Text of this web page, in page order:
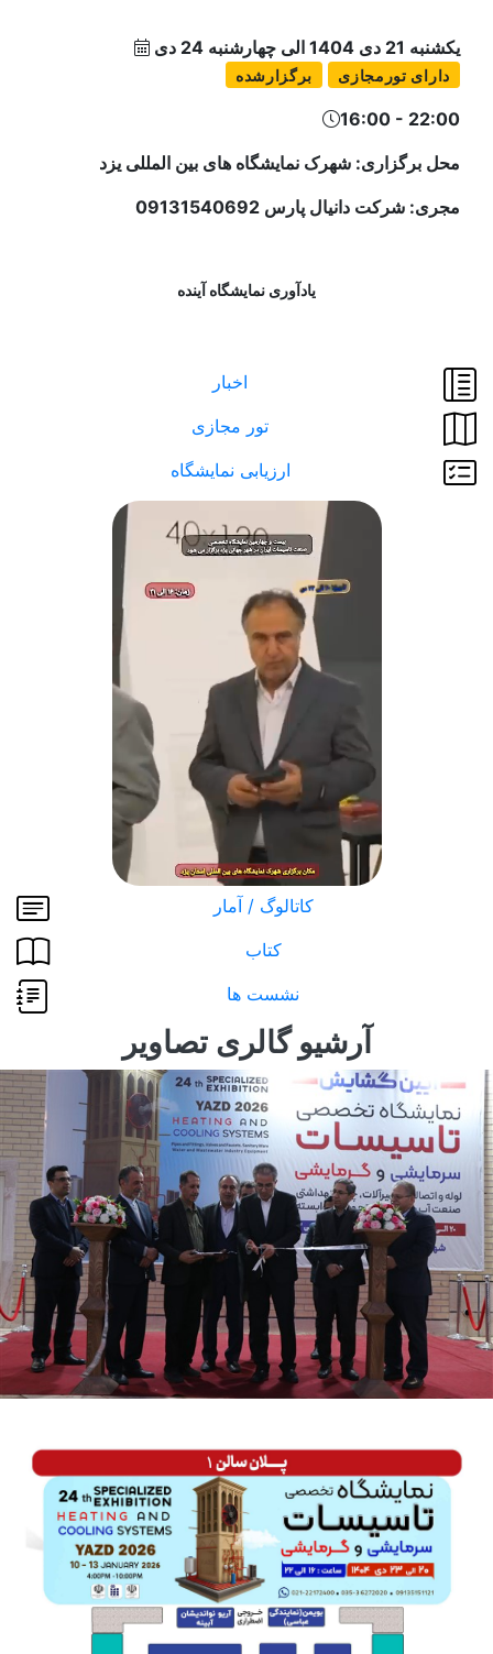
یکشنبه 21 دی 1404 الی چهارشنبه 24 دی
برگزارشده دارای تورمجازی
16:00 - 22:00
محل برگزاری: شهرک نمایشگاه های بین المللی یزد
مجری: شرکت دانیال پارس 09131540692
یادآوری نمایشگاه آینده
اخبار
تور مجازی
ارزیابی نمایشگاه
کاتالوگ / آمار
کتاب
نشست ها
آرشیو گالری تصاویر